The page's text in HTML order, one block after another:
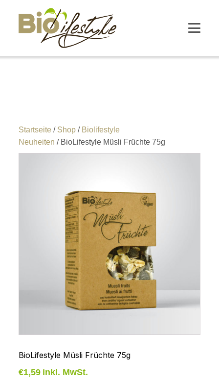
Startseite / Shop / Biolifestyle
Neuheiten / BioLifestyle Müsli Früchte 75g
BioLifestyle Müsli Früchte 75g
€1,59 inkl. MwSt.